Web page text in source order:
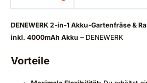
DENEWERK 2-in-1 Akku-Gartenfräse &
inkl. 4000mAh Akku – DENEWERK
Vorteile